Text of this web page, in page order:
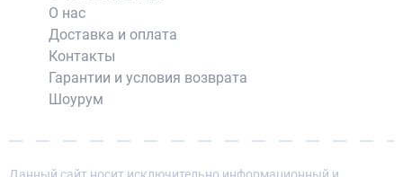
О нас
Доставка и оплата
Контакты
Гарантии и условия возврата
Шоурум
Данный сайт носит исключительно информационный и